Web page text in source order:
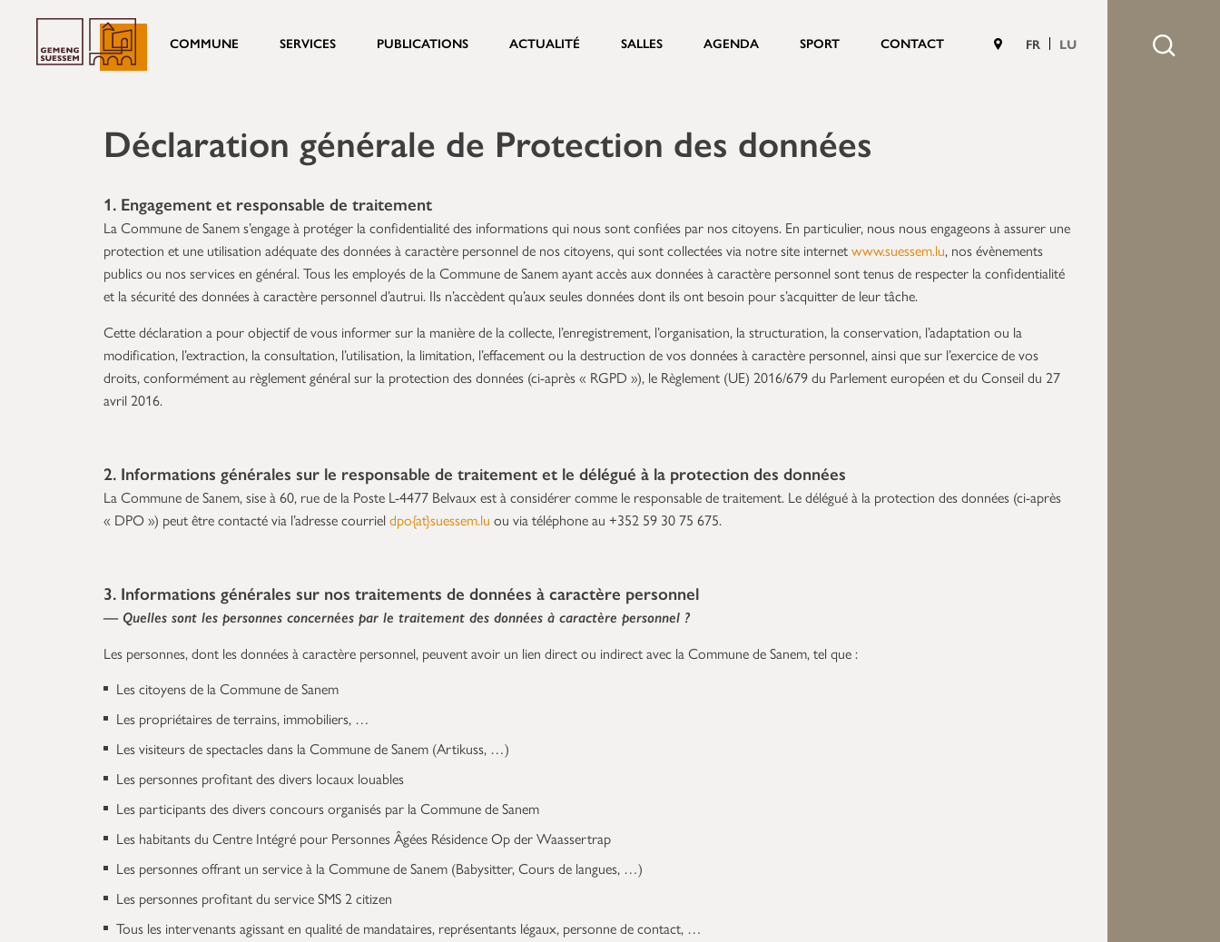
COMMUNE SERVICES PUBLICATIONS ACTUALITÉ SALLES AGENDA SPORT CONTACT FR LU
Déclaration générale de Protection des données
1. Engagement et responsable de traitement
La Commune de Sanem s’engage à protéger la confidentialité des informations qui nous sont confiées par nos citoyens. En particulier, nous nous engageons à assurer une
protection et une utilisation adéquate des données à caractère personnel de nos citoyens, qui sont collectées via notre site internetwww.suessem.lu, nos évènements
publics ou nos services en général. Tous les employés de la Commune de Sanem ayant accès aux données à caractère personnel sont tenus de respecter la confidentialité
et la sécurité des données à caractère personnel d’autrui. Ils n’accèdent qu’aux seules données dont ils ont besoin pour s’acquitter de leur tâche.
Cette déclaration a pour objectif de vous informer sur la manière de la collecte, l’enregistrement, l’organisation, la structuration, la conservation, l’adaptation ou la
modification, l’extraction, la consultation, l’utilisation, la limitation, l’effacement ou la destruction de vos données à caractère personnel, ainsi que sur l’exercice de vos
droits, conformément au règlement général sur la protection des données (ci-après « RGPD »), le Règlement (UE) 2016/679 du Parlement européen et du Conseil du 27
avril 2016.
2. Informations générales sur le responsable de traitement et le délégué à la protection des données
La Commune de Sanem, sise à 60, rue de la Poste L-4477 Belvaux est à considérer comme le responsable de traitement. Le délégué à la protection des données (ci-après
« DPO ») peut être contacté via l’adresse courrieldpo{at}suessem.lu ou via téléphone au +352 59 30 75 675.
3. Informations générales sur nos traitements de données à caractère personnel
— Quelles sont les personnes concernées par le traitement des données à caractère personnel ?
Les personnes, dont les données à caractère personnel, peuvent avoir un lien direct ou indirect avec la Commune de Sanem, tel que :
Les citoyens de la Commune de Sanem
Les propriétaires de terrains, immobiliers, …
Les visiteurs de spectacles dans la Commune de Sanem (Artikuss, …)
Les personnes profitant des divers locaux louables
Les participants des divers concours organisés par la Commune de Sanem
Les habitants du Centre Intégré pour Personnes Âgées Résidence Op der Waassertrap
Les personnes offrant un service à la Commune de Sanem (Babysitter, Cours de langues, …)
Les personnes profitant du service SMS 2 citizen
Tous les intervenants agissant en qualité de mandataires, représentants légaux, personne de contact, …